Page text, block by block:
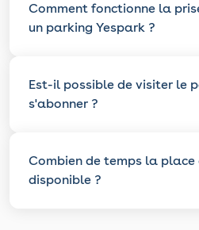
Comment fonctionne la
un parking Yespark ?
Est-il possible de visiter le
s'abonner ?
Combien de temps la
disponible ?